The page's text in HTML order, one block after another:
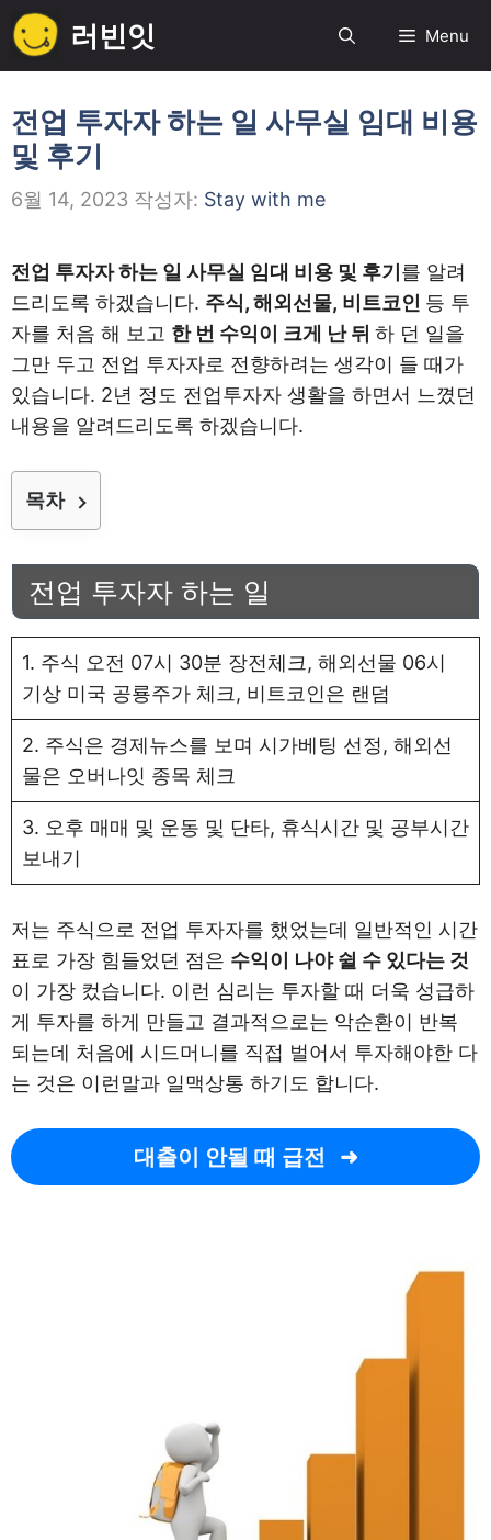
텐
츠
로
건
너
뛰
러빈잇 Menu
전업 투자자 하는 일 사무실 임대 비용
및 후기
6월 14, 2023 작성자: Stay with me
전업 투자자 하는 일 사무실 임대 비용 및 후기 를 알려
드리도록 하겠습니다. 주식, 해외선물, 비트코인 등 투
자를 처음 해 보고 한 번 수익이 크게 난 뒤 하 던 일을
그만 두고 전업 투자자로 전향하려는 생각이 들 때가
있습니다. 2년 정도 전업투자자 생활을 하면서 느꼈던
내용을 알려드리도록 하겠습니다.
목차
전업 투자자 하는 일
1. 주식 오전 07시 30분 장전체크, 해외선물 06시
기상 미국 공룡주가 체크, 비트코인은 랜덤
2. 주식은 경제뉴스를 보며 시가베팅 선정, 해외선
물은 오버나잇 종목 체크
3. 오후 매매 및 운동 및 단타, 휴식시간 및 공부시간
보내기
저는 주식으로 전업 투자자를 했었는데 일반적인 시간
표로 가장 힘들었던 점은 수익이 나야 쉴 수 있다는 것
이 가장 컸습니다. 이런 심리는 투자할 때 더욱 성급하
게 투자를 하게 만들고 결과적으로는 악순환이 반복
되는데 처음에 시드머니를 직접 벌어서 투자해야한 다
는 것은 이런말과 일맥상통 하기도 합니다.
대출이 안될 때 급전